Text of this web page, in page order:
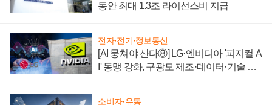
동안 최대 1.3조 라이선스비 지급
전자·전기·정보통신
[AI 뭉쳐야 산다⑧] LG·엔비디아 '피지컬 A
I' 동맹 강화, 구광모 제조·데이터·기술 결
소비자·유통